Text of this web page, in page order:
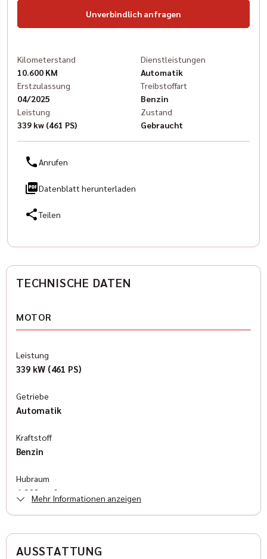
Unverbindlich anfragen
Kilometerstand
10.600 KM
Erstzulassung
04/2025
Leistung
339 kw (461 PS)
Dienstleistungen
Automatik
Treibstoffart
Benzin
Zustand
Gebraucht
Anrufen
Datenblatt herunterladen
Teilen
TECHNISCHE DATEN
MOTOR
Leistung
339 kW (461 PS)
Getriebe
Automatik
Kraftstoff
Benzin
Hubraum
6.200 cm³
Heckantrieb
Mehr Informationen anzeigen
AUSSTATTUNG